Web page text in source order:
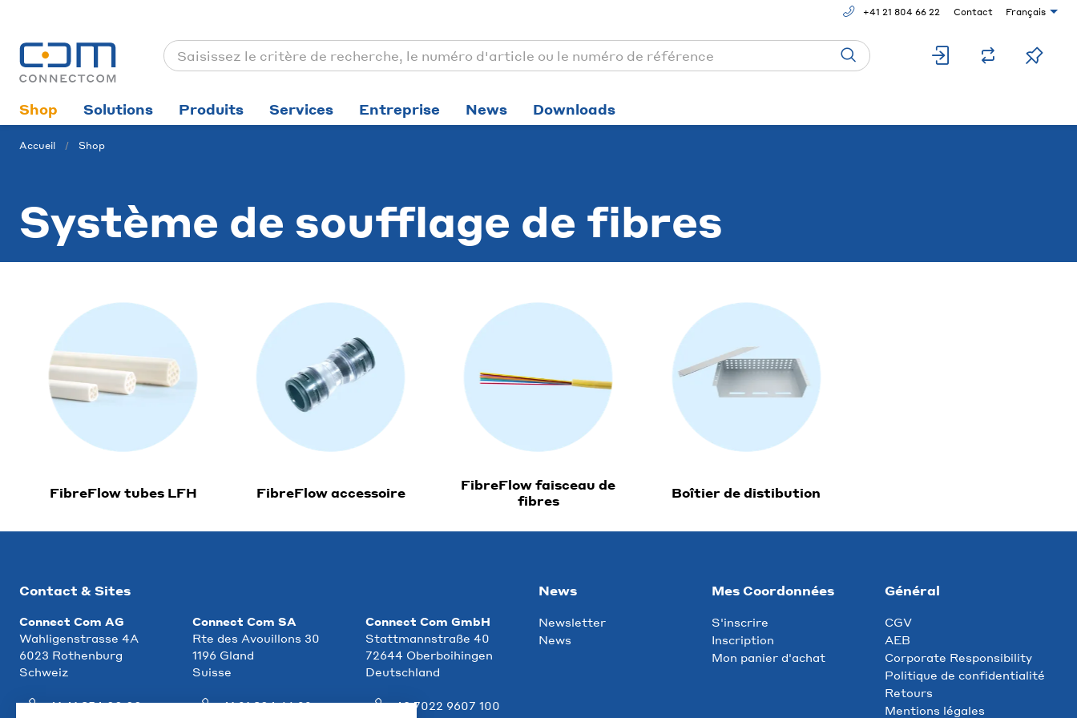
+41 21 804 66 22 Contact Français
Shop Solutions Produits Services Entreprise News Downloads
Accueil Shop
Système de soufflage de fibres
FibreFlow tubes LFH FibreFlow accessoire
FibreFlow faisceau de
fibres
Boîtier de distibution
Contact & Sites
Connect Com AG
Wahligenstrasse 4A
6023 Rothenburg
Schweiz
+41 41 854 00 00
Connect Com SA
Rte des Avouillons 30
1196 Gland
Suisse
+41 21 804 66 22
Connect Com GmbH
Stattmannstraße 40
72644 Oberboihingen
Deutschland
+49 7022 9607 100
News
Newsletter
News
Mes Coordonnées
S'inscrire
Inscription
Mon panier d'achat
Général
CGV
AEB
Corporate Responsibility
Politique de confidentialité
Retours
Mentions légales